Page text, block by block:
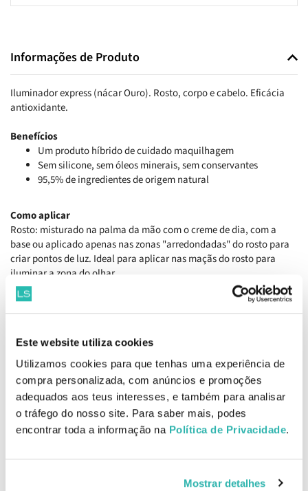
Este website utiliza cookies
Utilizamos cookies para que tenhas uma experiência de
compra personalizada, com anúncios e promoções
adequados aos teus interesses, e também para analisar
o tráfego do nosso site. Para saber mais, podes
encontrar toda a informação na Política de Privacidade.
Mostrar detalhes
Informações de Produto
Iluminador express (nácar Ouro). Rosto, corpo e cabelo. Eficácia
antioxidante.
Benefícios
Um produto híbrido de cuidado maquilhagem
Sem silicone, sem óleos minerais, sem conservantes
95,5% de ingredientes de origem natural
Como aplicar
Rosto: misturado na palma da mão com o creme de dia, com a
base ou aplicado apenas nas zonas "arredondadas" do rosto para
criar pontos de luz. Ideal para aplicar nas maçãs do rosto para
iluminar a zona do olhar.
Corpo: para redesenhar e colocar em destaque pontos fortes
(decote, ombros, pernas) ou para sublimar o bronzeado.
Cabelo: um toque de luminosidade numa única aplicação, colocar
Ingredientes
NUTRE, REPARA, SUBLIMA
Óleos Preciosos 100% vegetais:
-Tsubaki, altamente nutritivo e antienvelhecimento
-Amêndoas doces, calmante
-Camélia, hidratante
-Avelã, suavizante